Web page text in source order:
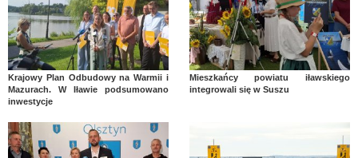
Krajowy Plan Odbudowy na Warmii i
Mazurach. W Iławie podsumowano
inwestycje
Mieszkańcy powiatu iławskiego
integrowali się w Suszu